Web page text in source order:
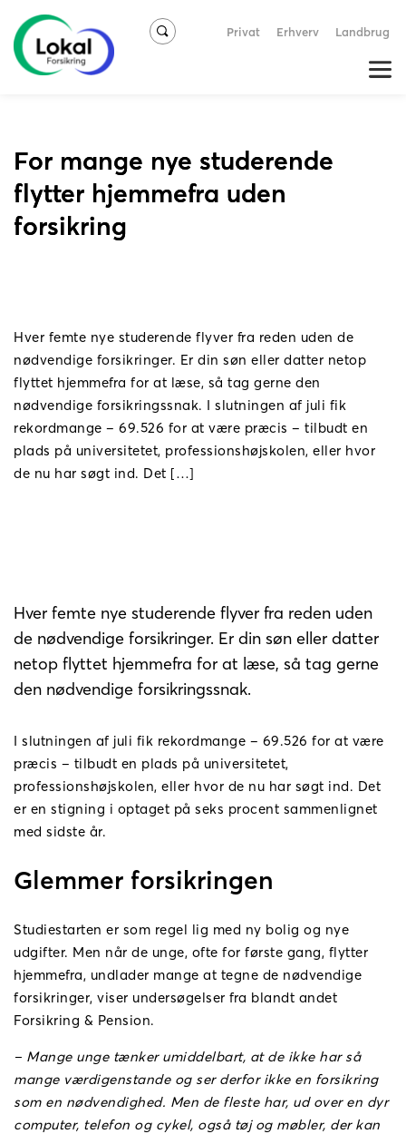
Privat Erhverv Landbrug
For mange nye studerende
flytter hjemmefra uden
forsikring
Hver femte nye studerende flyver fra reden uden de
nødvendige forsikringer. Er din søn eller datter netop
flyttet hjemmefra for at læse, så tag gerne den
nødvendige forsikringssnak. I slutningen af juli fik
rekordmange – 69.526 for at være præcis – tilbudt en
plads på universitetet, professionshøjskolen, eller hvor
de nu har søgt ind. Det […]
Hver femte nye studerende flyver fra reden uden
de nødvendige forsikringer. Er din søn eller datter
netop flyttet hjemmefra for at læse, så tag gerne
den nødvendige forsikringssnak.
I slutningen af juli fik rekordmange – 69.526 for at være
præcis – tilbudt en plads på universitetet,
professionshøjskolen, eller hvor de nu har søgt ind. Det
er en stigning i optaget på seks procent sammenlignet
med sidste år.
Glemmer forsikringen
Studiestarten er som regel lig med ny bolig og nye
udgifter. Men når de unge, ofte for første gang, flytter
hjemmefra, undlader mange at tegne de nødvendige
forsikringer, viser undersøgelser fra blandt andet
Forsikring & Pension.
– Mange unge tænker umiddelbart, at de ikke har så
mange værdigenstande og ser derfor ikke en forsikring
som en nødvendighed. Men de fleste har, ud over en dyr
computer, telefon og cykel, også tøj og møbler, der kan